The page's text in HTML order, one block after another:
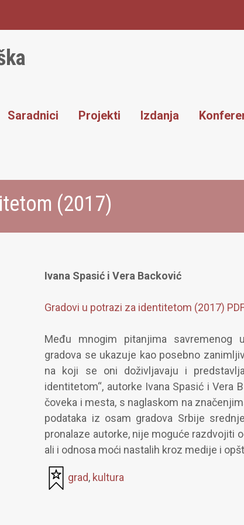
Saradnici Projekti Izdanja
(2017)
Ivana Spasić i Vera Backović
Gradovi u potrazi za identitetom (2017)
Među mnogim pitanjima savremenog
gradova se ukazuje kao posebno
na koji se oni doživljavaju i
identitetom“, autorke Ivana Spasić i Vera
čoveka i mesta, s naglaskom na
podataka iz osam gradova Srbije
pronalaze autorke, nije moguće razdvojiti
ali i odnosa moći nastalih kroz medije i
grad, kultura